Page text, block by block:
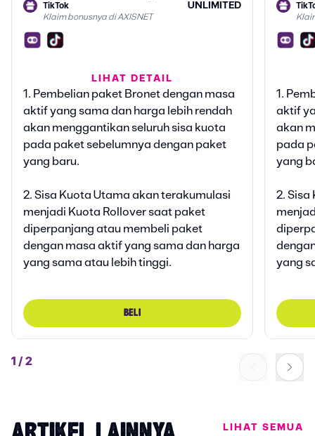
TikTok
Klaim bonusnya di AXISNET
UNLIMITED
Bonus Google Gemini
Klaim bonusnya di AXISNET
Bonus Vidio Platinum Lite
Klaim bonusnya di AXISNET
30 HARI
Bonus Kuota 5G
LIHAT DETAIL
1. Pembelian paket Bronet dengan masa
aktif yang sama dan harga lebih rendah
akan menggantikan seluruh sisa kuota
pada paket sebelumnya dengan paket
yang baru.
2. Sisa Kuota Utama akan terakumulasi
menjadi Kuota Rollover saat paket
diperpanjang atau membeli paket
dengan masa aktif yang sama dan harga
yang sama atau lebih tinggi.
BELI
1.
aktif
akan
pada
yang
2. Sisa
yang
1 / 2
LIHAT SEMUA